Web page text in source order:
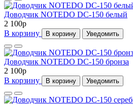
Доводчик NOTEDO DC-150 белый
2 100p
В корзину
В корзину Уведомить
Доводчик NOTEDO DC-150 бронза
2 100p
В корзину
В корзину Уведомить